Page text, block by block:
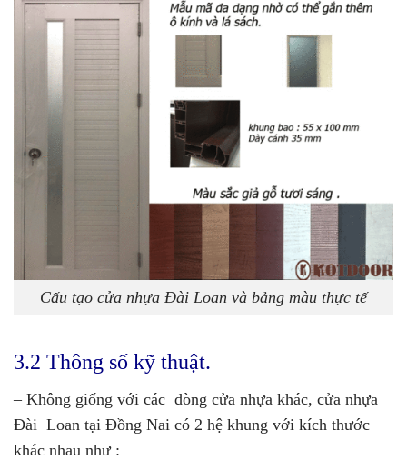
Cấu tạo cửa nhựa Đài Loan và bảng màu thực tế
3.2 Thông số kỹ thuật.
– Không giống với các dòng cửa nhựa khác, cửa nhựa
Đài Loan tại Đồng Nai có 2 hệ khung với kích thước
khác nhau như :